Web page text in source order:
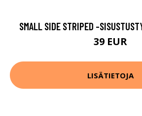
SMALL SIDE STRIPED -
39 EUR
LISÄTIETOJA